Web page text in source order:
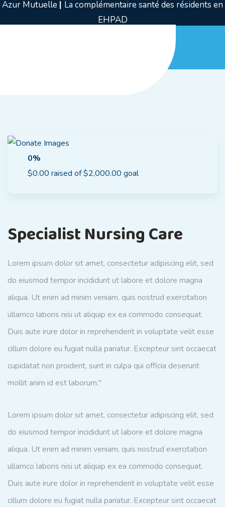
Azur Mutuelle | La complémentaire santé des résidents en
EHPAD
0%
$0.00 raised of $2,000.00 goal
Specialist Nursing Care
Lorem ipsum dolor sit amet, consectetur adipiscing elit, sed
do eiusmod tempor incididunt ut labore et dolore magna
aliqua. Ut enim ad minim veniam, quis nostrud exercitation
ullamco laboris nisi ut aliquip ex ea commodo consequat.
Duis aute irure dolor in reprehenderit in voluptate velit esse
cillum dolore eu fugiat nulla pariatur. Excepteur sint occaecat
cupidatat non proident, sunt in culpa qui officia deserunt
mollit anim id est laborum."
Lorem ipsum dolor sit amet, consectetur adipiscing elit, sed
do eiusmod tempor incididunt ut labore et dolore magna
aliqua. Ut enim ad minim veniam, quis nostrud exercitation
ullamco laboris nisi ut aliquip ex ea commodo consequat.
Duis aute irure dolor in reprehenderit in voluptate velit esse
cillum dolore eu fugiat nulla pariatur. Excepteur sint occaecat